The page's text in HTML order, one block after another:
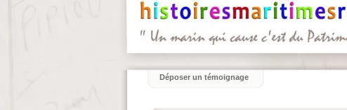
Déposer un témoignage